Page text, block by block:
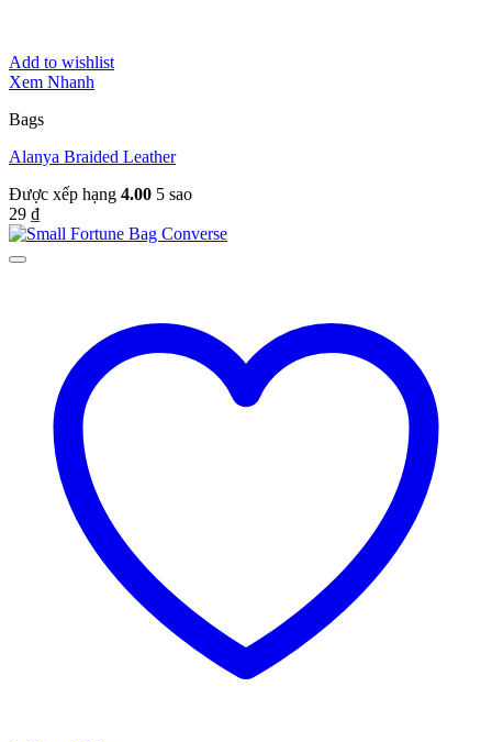
Add to wishlist
Xem Nhanh
Bags
Alanya Braided Leather
Được xếp hạng 4.00 5 sao
29 ₫